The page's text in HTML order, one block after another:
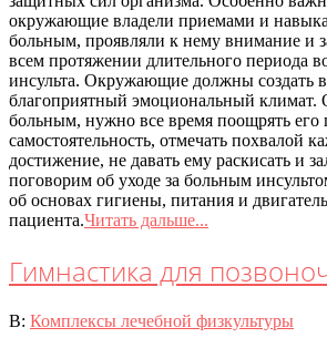
окружающие владели приемами и
больным, проявляли к нему внимание и
всем протяжении длительного периода
инсульта. Окружающие должны создать
благоприятный эмоциональный климат.
больным, нужно все время поощрять его
самостоятельность, отмечать похвалой
достижение, не давать ему раскисать и
поговорим об уходе за больным
об основах гигиены, питания и
пациента.Читать дальше...
Гимнастика для
2020-
В: Комплексы лечебной физкультуры